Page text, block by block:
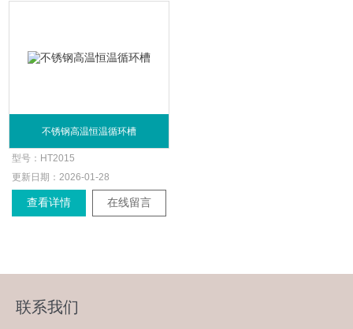
不锈钢高温恒温循环槽
型号： HT2015
更新日期：2026-01-28
查看详情 在线留言
联系我们